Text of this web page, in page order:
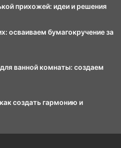
прихожей: идеи и решения
осваиваем бумагокручение за
ванной комнаты: создаем
создать гармонию и